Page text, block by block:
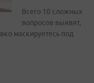
Всего 10 сложных
вопросов выявят,
маскируетесь под